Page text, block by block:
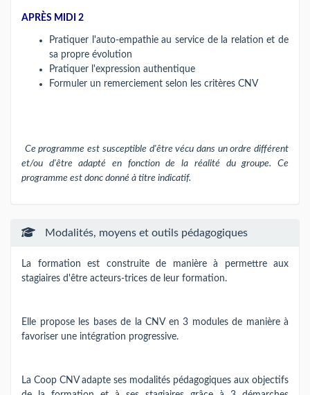
APRÈS MIDI 2
Pratiquer l'auto-empathie au service de la relation et de
sa propre évolution
Pratiquer l'expression authentique
Formuler un remerciement selon les critères CNV
Ce programme est susceptible d'être vécu dans un ordre différent
et/ou d'être adapté en fonction de la réalité du groupe. Ce
programme est donc donné à titre indicatif.
Modalités, moyens et outils pédagogiques
La formation est construite de manière à permettre aux
stagiaires d'être acteurs-trices de leur formation.
Elle propose les bases de la CNV en 3 modules de manière à
favoriser une intégration progressive.
La Coop CNV adapte ses modalités pédagogiques aux objectifs